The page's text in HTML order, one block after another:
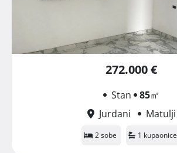
272.000 €
Stan 85㎡
Jurdani
Matulji
2 sobe 1 kupaonice